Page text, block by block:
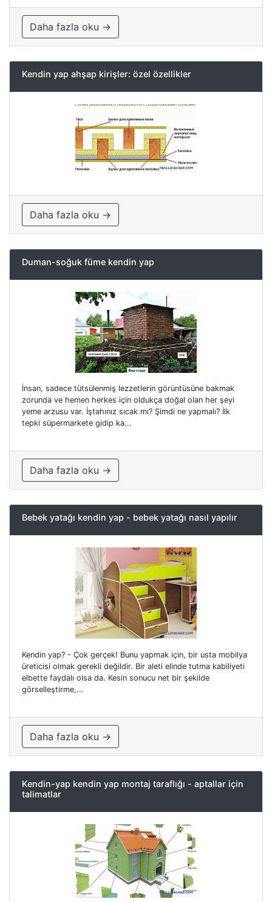
Daha fazla oku →
Kendin yap ahşap kirişler: özel özellikler
Daha fazla oku →
Duman-soğuk füme kendin yap
İnsan, sadece tütsülenmiş lezzetlerin görüntüsüne bakmak
zorunda ve hemen herkes için oldukça doğal olan her şeyi
yeme arzusu var. İştahınız sıcak mı? Şimdi ne yapmalı? İlk
tepki süpermarkete gidip ka...
Daha fazla oku →
Bebek yatağı kendin yap - bebek yatağı nasıl yapılır
Kendin yap? - Çok gerçek! Bunu yapmak için, bir usta mobilya
üreticisi olmak gerekli değildir. Bir aleti elinde tutma kabiliyeti
elbette faydalı olsa da. Kesin sonucu net bir şekilde
görselleştirme,...
Daha fazla oku →
Kendin-yap kendin yap montaj taraflığı - aptallar için
talimatlar